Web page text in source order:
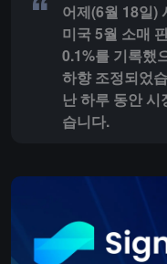
어제(6월 18일)
미국 5월 소매
0.1%를 기록했
하향 조정되었
난 하루 동안
습니다.